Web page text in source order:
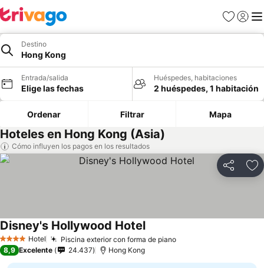
Favoritos
Iniciar
Destino
Hong Kong
Entrada/salida
Elige las fechas
Huéspedes, habitaciones
2 huéspedes, 1 habitación
Ordenar Filtrar Mapa
Hoteles en Hong Kong (Asia)
Cómo influyen los pagos en los resultados
Compartir
4 EstrellasHotel Piscina exterior con forma de pianoVer precios
Disney's Hollywood HotelVer precios
8,9 Excelente 24.437 Hong Kong